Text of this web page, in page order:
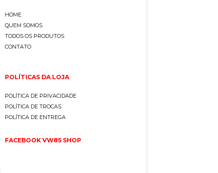
HOME
QUEM SOMOS
TODOS OS PRODUTOS
CONTATO
POLÍTICAS DA LOJA
POLÍTICA DE PRIVACIDADE
POLÍTICA DE TROCAS
POLÍTICA DE ENTREGA
FACEBOOK VW85 SHOP